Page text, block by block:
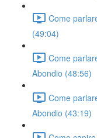
Come
(49:04)
Come
Abondio (48:56)
Come
Abondio (43:19)